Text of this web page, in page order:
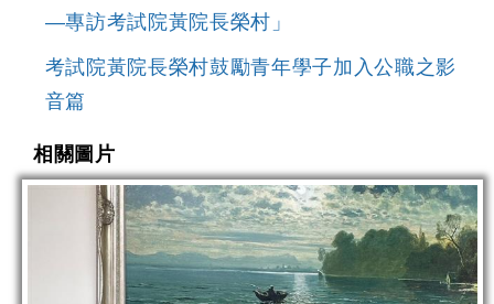
—專訪考試院黃院長榮村」
考試院黃院長榮村鼓勵青年學子加入公職之影
音篇
相關圖片